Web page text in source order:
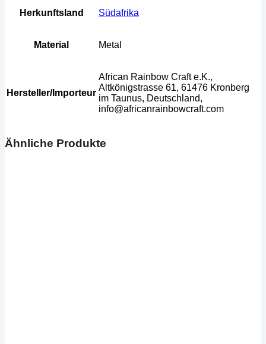
Herkunftsland Südafrika
Material Metal
Hersteller/Importeur
African Rainbow Craft e.K.,
Altkönigstrasse 61, 61476 Kronberg
im Taunus, Deutschland,
info@africanrainbowcraft.com
Ähnliche Produkte